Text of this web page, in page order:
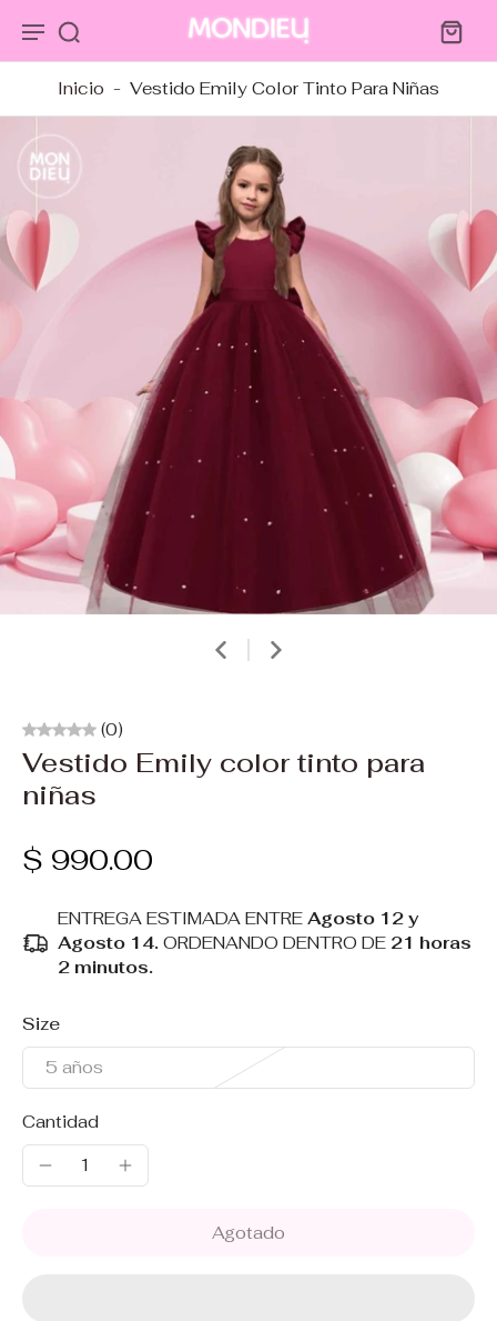
Inicio - Vestido Emily Color Tinto Para Niñas
(0)
Vestido Emily color tinto para
niñas
$ 990.00
ENTREGA ESTIMADA ENTRE Agosto 12 y
Agosto 14. ORDENANDO DENTRO DE 21 horas
2 minutos.
Size
5 años
Cantidad
Agotado